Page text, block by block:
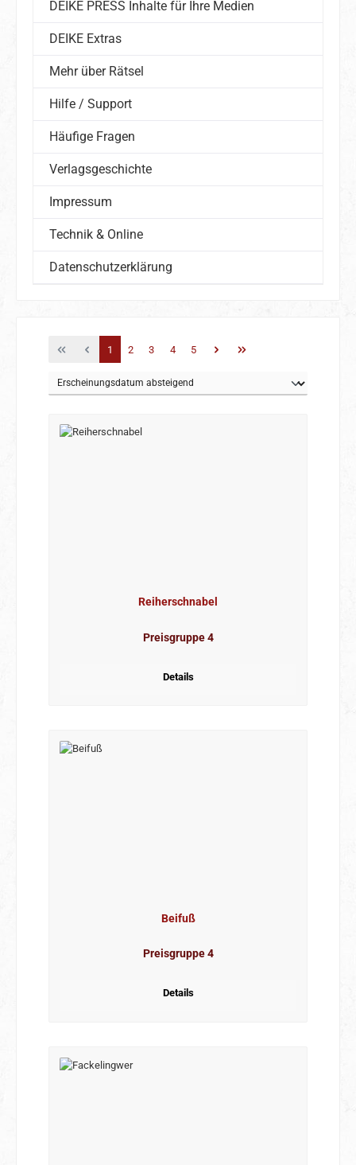
DEIKE PRESS Inhalte für Ihre Medien
DEIKE Extras
Mehr über Rätsel
Hilfe / Support
Häufige Fragen
Verlagsgeschichte
Impressum
Technik & Online
Datenschutzerklärung
Seite
1 Seite
2 Seite
3 Seite
4 Seite
5
Reiherschnabel
Preisgruppe 4
Details
Beifuß
Preisgruppe 4
Details